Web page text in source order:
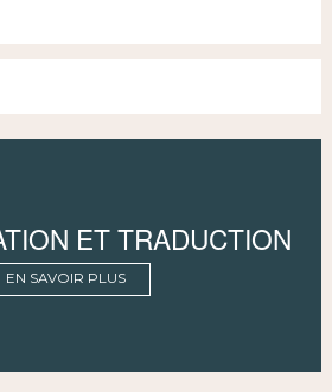
ET TRADUCTION
EN SAVOIR PLUS